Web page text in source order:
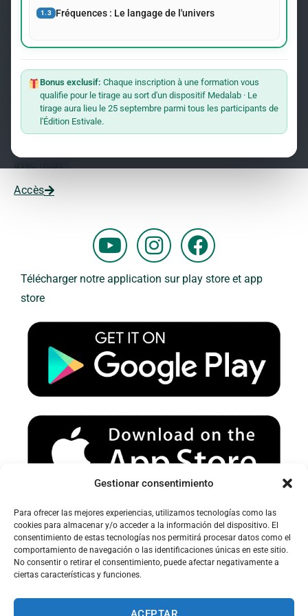
Gestionar consentimiento
Para ofrecer las mejores experiencias, utilizamos tecnologías como las
cookies para almacenar y/o acceder a la información del dispositivo. El
consentimiento de estas tecnologías nos permitirá procesar datos como el
comportamiento de navegación o las identificaciones únicas en este sitio.
No consentir o retirar el consentimiento, puede afectar negativamente a
ciertas características y funciones.
1.3 Fréquences : Le langage de l'univers
Bonus exclusif: Chaque inscription à une formation vous
qualifie pour le tirage au sort d'un dispositif Medalab · Le
tirage aura lieu le 25 septembre parmi tous les participants de
l'Édition Estivale.
événements concernant le Dr Andreas Kalcker et l’Institut
Rejoindre La Liste
Vous souhaitez travailler avec nous ?
Vous voulez faire partie de notre équipe ?
Accès
Y
o
u
u
b
e
I
n
s
a
g
r
a
m
F
a
c
b
o
k
Télécharger notre application sur play store et app
store
Avertissement sur le spam :
Veuillez vérifier votre dossier spam ou courrier indésirable pour
recevoir nos e-mails.